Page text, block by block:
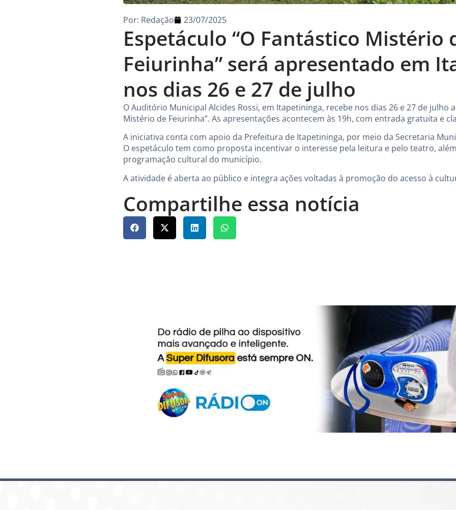
Espetáculo “O Fantástico Mistério
Feiurinha” será apresentado em
nos dias 26 e 27 de julho
Por: Redação 23/07/2025
O Auditório Municipal Alcides Rossi, em Itapetininga, recebe nos dias 26 e 27 de julho
Mistério de Feiurinha”. As apresentações acontecem às 19h, com entrada gratuita e
A iniciativa conta com apoio da Prefeitura de Itapetininga, por meio da Secretaria
O espetáculo tem como proposta incentivar o interesse pela leitura e pelo teatro,
programação cultural do município.
A atividade é aberta ao público e integra ações voltadas à promoção do acesso à
Compartilhe essa notícia